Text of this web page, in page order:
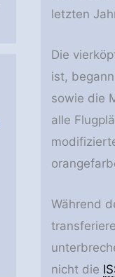
letzten
Die
ist,
sowie die
alle
Während
nicht die